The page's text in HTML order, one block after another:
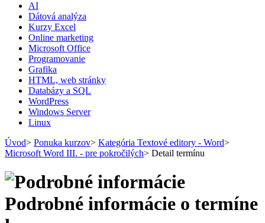
AI
Dátová analýza
Kurzy Excel
Online marketing
Microsoft Office
Programovanie
Grafika
HTML, web stránky
Databázy a SQL
WordPress
Windows Server
Linux
Úvod> Ponuka kurzov> Kategória Textové editory - Word>
Microsoft Word III. - pre pokročilých> Detail termínu
Podrobné informácie o termíne